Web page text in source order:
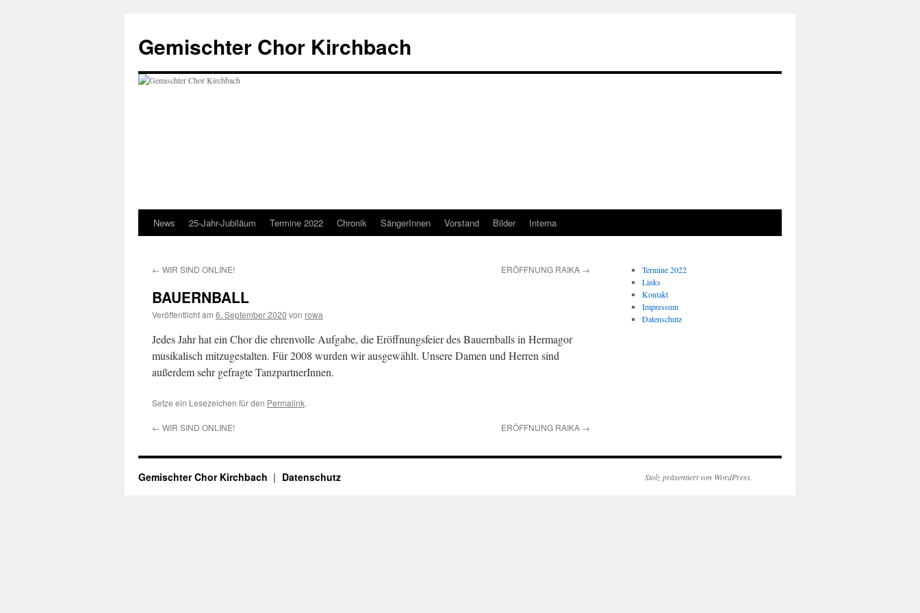
springen
Gemischter Chor Kirchbach
News 25-Jahr-Jubiläum Termine 2022 Chronik SängerInnen Vorstand Bilder Interna
← WIR SIND ONLINE! ERÖFFNUNG RAIKA →
BAUERNBALL
Veröffentlicht am 6. September 2020 von rowa
Jedes Jahr hat ein Chor die ehrenvolle Aufgabe, die Eröffnungsfeier des Bauernballs in Hermagor
musikalisch mitzugestalten. Für 2008 wurden wir ausgewählt. Unsere Damen und Herren sind
außerdem sehr gefragte TanzpartnerInnen.
Setze ein Lesezeichen für den Permalink.
← WIR SIND ONLINE! ERÖFFNUNG RAIKA →
Termine 2022
Links
Kontakt
Impressum
Datenschutz
Gemischter Chor Kirchbach Datenschutz Stolz präsentiert von WordPress.